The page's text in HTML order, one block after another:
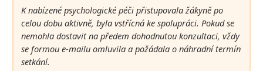
K nabízené psychologické péči přistupovala žákyně po
celou dobu aktivně, byla vstřícná ke spolupráci. Pokud se
nemohla dostavit na předem dohodnutou konzultaci, vždy
se formou e-mailu omluvila a požádala o náhradní termín
setkání.